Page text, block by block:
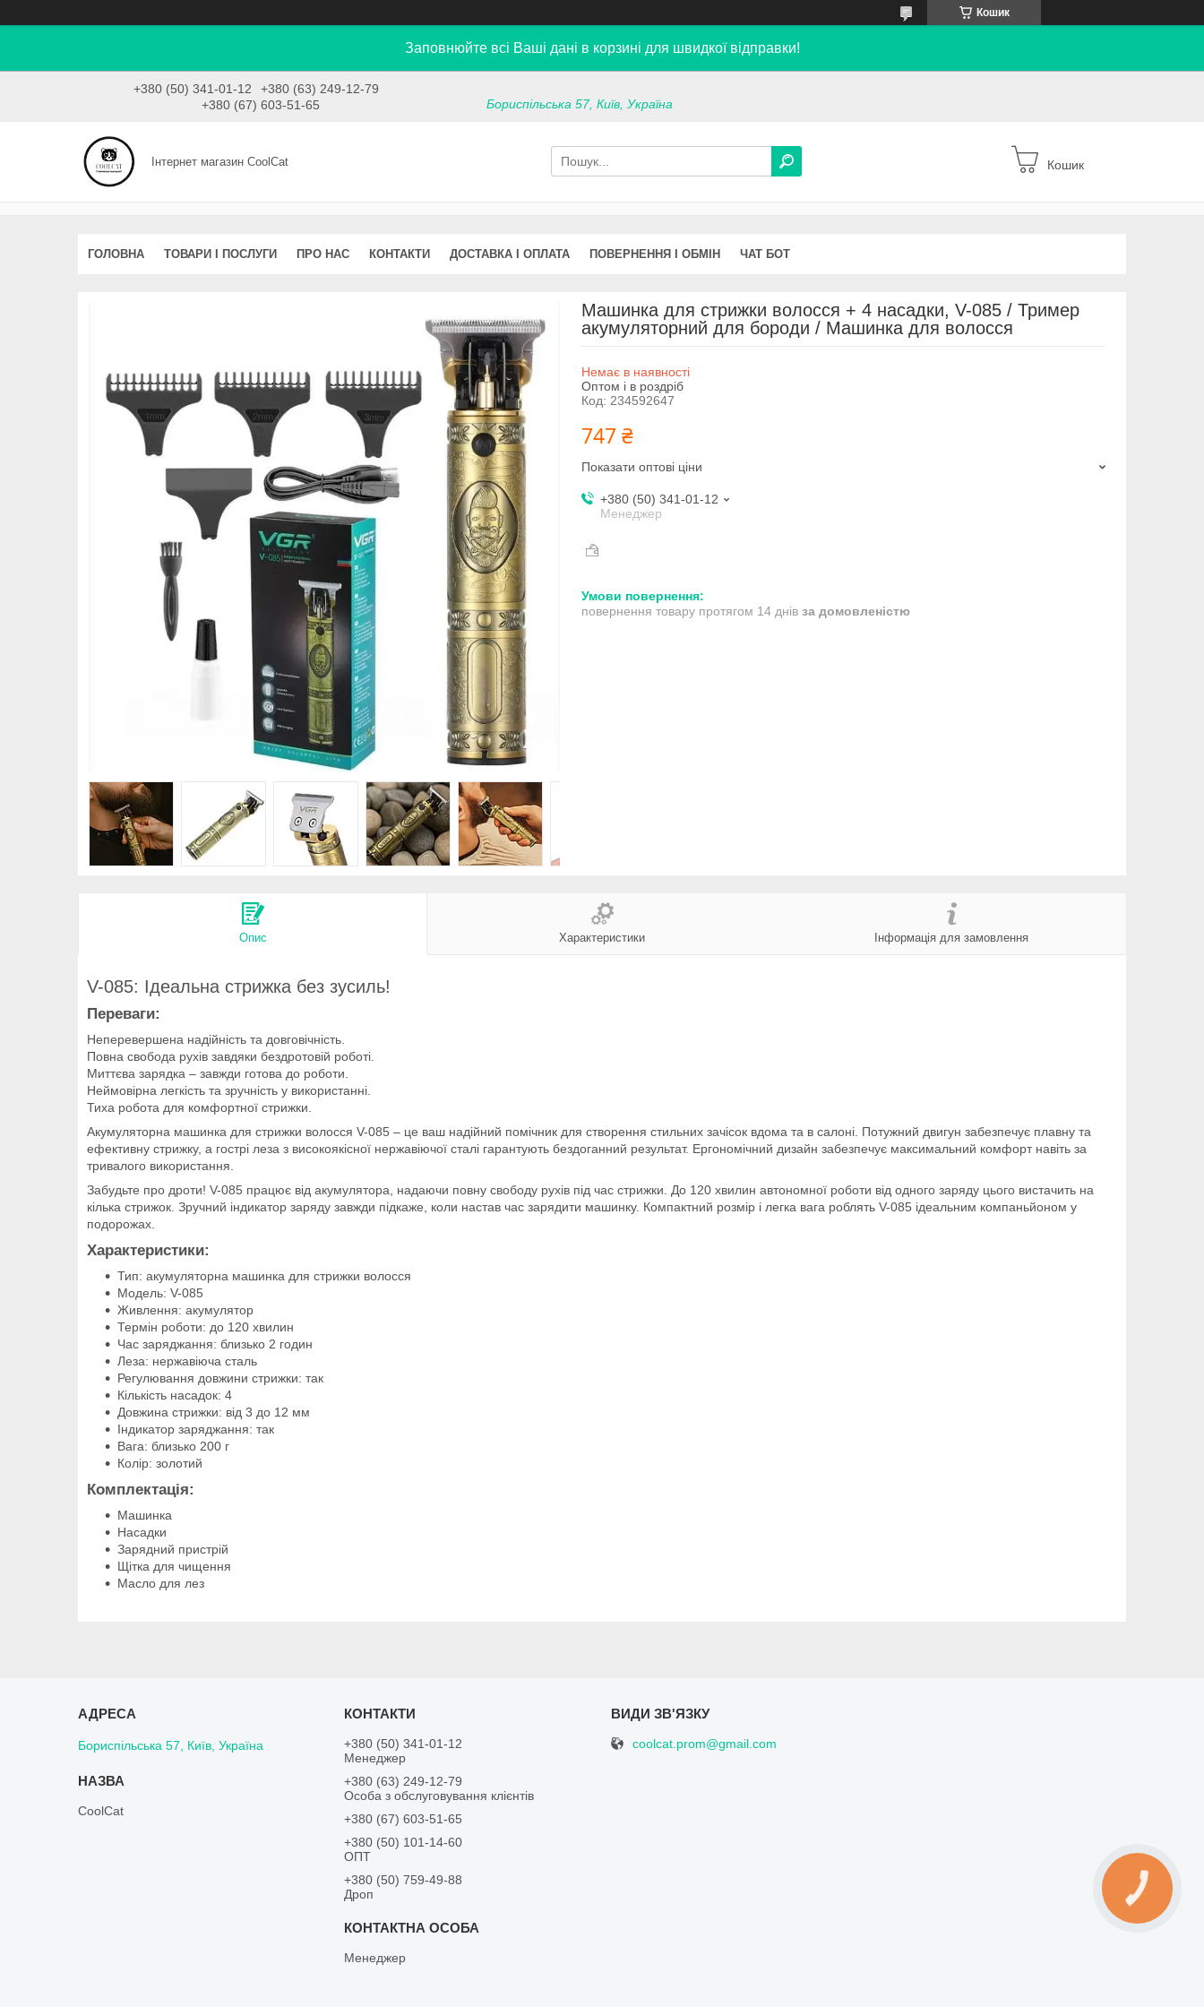
Кошик
Заповнюйте всі Ваші дані в корзині для швидкої відправки!
+380 (50) 341-01-12
+380 (63) 249-12-79
+380 (67) 603-51-65
Бориспільська 57, Київ, Україна
Інтернет магазин CoolCat Кошик
ГОЛОВНА ТОВАРИ І ПОСЛУГИ ПРО НАС КОНТАКТИ ДОСТАВКА І ОПЛАТА ПОВЕРНЕННЯ І ОБМІН ЧАТ БОТ
Машинка для стрижки волосся + 4 насадки, V-085 / Тример
акумуляторний для бороди / Машинка для волосся
Немає в наявності
Оптом і в роздріб
Код: 234592647
747 ₴
Показати оптові ціни
+380 (50) 341-01-12
Менеджер
повернення товару протягом 14 днів за домовленістю
Опис Характеристики Інформація для замовлення
V-085: Ідеальна стрижка без зусиль!
Переваги:
Неперевершена надійність та довговічність.
Повна свобода рухів завдяки бездротовій роботі.
Миттєва зарядка – завжди готова до роботи.
Неймовірна легкість та зручність у використанні.
Тиха робота для комфортної стрижки.
Акумуляторна машинка для стрижки волосся V-085 – це ваш надійний помічник для створення стильних зачісок вдома та в салоні. Потужний двигун забезпечує плавну та
ефективну стрижку, а гострі леза з високоякісної нержавіючої сталі гарантують бездоганний результат. Ергономічний дизайн забезпечує максимальний комфорт навіть за
тривалого використання.
Забудьте про дроти! V-085 працює від акумулятора, надаючи повну свободу рухів під час стрижки. До 120 хвилин автономної роботи від одного заряду цього вистачить на
кілька стрижок. Зручний індикатор заряду завжди підкаже, коли настав час зарядити машинку. Компактний розмір і легка вага роблять V-085 ідеальним компаньйоном у
подорожах.
Характеристики:
Тип: акумуляторна машинка для стрижки волосся
Модель: V-085
Живлення: акумулятор
Термін роботи: до 120 хвилин
Час заряджання: близько 2 годин
Леза: нержавіюча сталь
Регулювання довжини стрижки: так
Кількість насадок: 4
Довжина стрижки: від 3 до 12 мм
Індикатор заряджання: так
Вага: близько 200 г
Колір: золотий
Комплектація:
Машинка
Насадки
Зарядний пристрій
Щітка для чищення
Масло для лез
Бориспільська 57, Київ, Україна
CoolCat
+380 (50) 341-01-12
Менеджер
+380 (63) 249-12-79
Особа з обслуговування клієнтів
+380 (67) 603-51-65
+380 (50) 101-14-60
ОПТ
+380 (50) 759-49-88
Дроп
Менеджер
coolcat.prom@gmail.com
КНОПКА
ЗВ'ЯЗКУ